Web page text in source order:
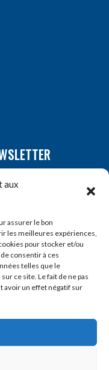
aux
assurer le bon
les meilleures expériences,
pour stocker et/ou
consentir à ces
telles que le
ce site. Le fait de ne pas
avoir un effet négatif sur